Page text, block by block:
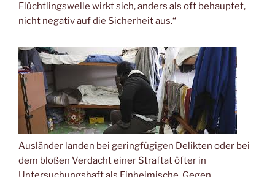
Flüchtlingswelle wirkt sich, anders als oft behauptet,
nicht negativ auf die Sicherheit aus.“
Ausländer landen bei geringfügigen Delikten oder bei
dem bloßen Verdacht einer Straftat öfter in